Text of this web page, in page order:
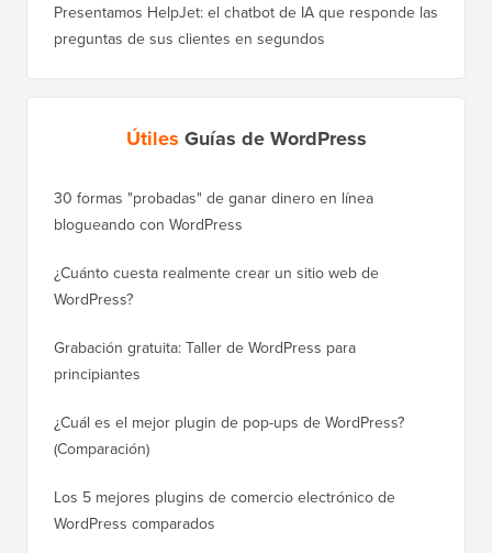
Presentamos HelpJet: el chatbot de IA que responde las
preguntas de sus clientes en segundos
Útiles Guías de WordPress
30 formas "probadas" de ganar dinero en línea
blogueando con WordPress
¿Cuánto cuesta realmente crear un sitio web de
WordPress?
Grabación gratuita: Taller de WordPress para
principiantes
¿Cuál es el mejor plugin de pop-ups de WordPress?
(Comparación)
Los 5 mejores plugins de comercio electrónico de
WordPress comparados